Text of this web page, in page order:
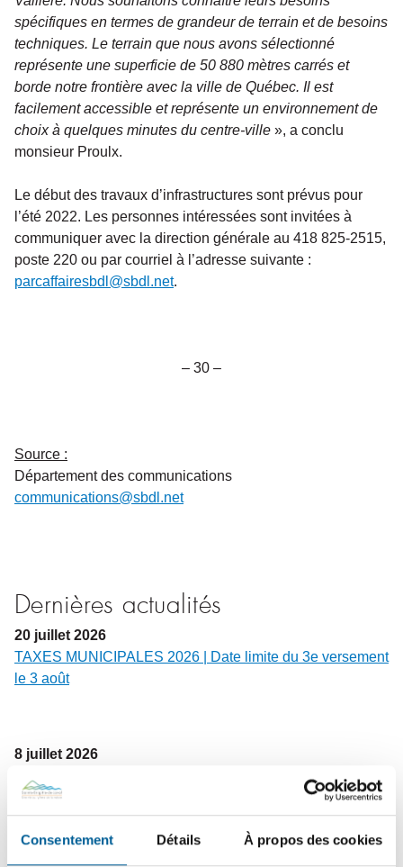
Consentement Détails À propos des cookies
spécifiques en termes de grandeur de terrain et de besoins
techniques. Le terrain que nous avons sélectionné
représente une superficie de 50 880 mètres carrés et
borde notre frontière avec la ville de Québec. Il est
facilement accessible et représente un environnement de
choix à quelques minutes du centre-ville », a conclu
monsieur Proulx.
Le début des travaux d’infrastructures sont prévus pour
l’été 2022. Les personnes intéressées sont invitées à
communiquer avec la direction générale au 418 825-2515,
poste 220 ou par courriel à l’adresse suivante :
parcaffairesbdl@sbdl.net.
– 30 –
Source :
Département des communications
communications@sbdl.net
Dernières actualités
20 juillet 2026
TAXES MUNICIPALES 2026 | Date limite du 3e versement
le 3 août
8 juillet 2026
AVIS IMPORTANT DE LA SOPFEU | Interdiction des
brûlages à ciel ouvert en vigueur jusqu’à nouvel ordre